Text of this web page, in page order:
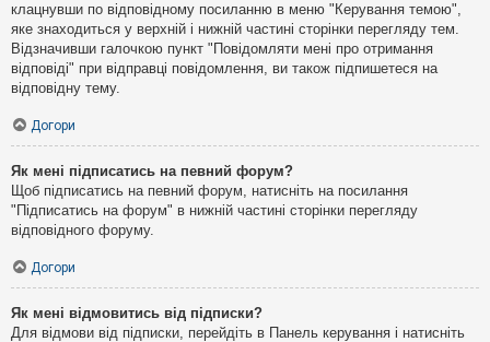
клацнувши по відповідному посиланню в меню "Керування темою",
яке знаходиться у верхній і нижній частині сторінки перегляду тем.
Відзначивши галочкою пункт "Повідомляти мені про отримання
відповіді" при відправці повідомлення, ви також підпишетеся на
відповідну тему.
Догори
Як мені підписатись на певний форум?
Щоб підписатись на певний форум, натисніть на посилання
"Підписатись на форум" в нижній частині сторінки перегляду
відповідного форуму.
Догори
Як мені відмовитись від підписки?
Для відмови від підписки, перейдіть в Панель керування і натисніть